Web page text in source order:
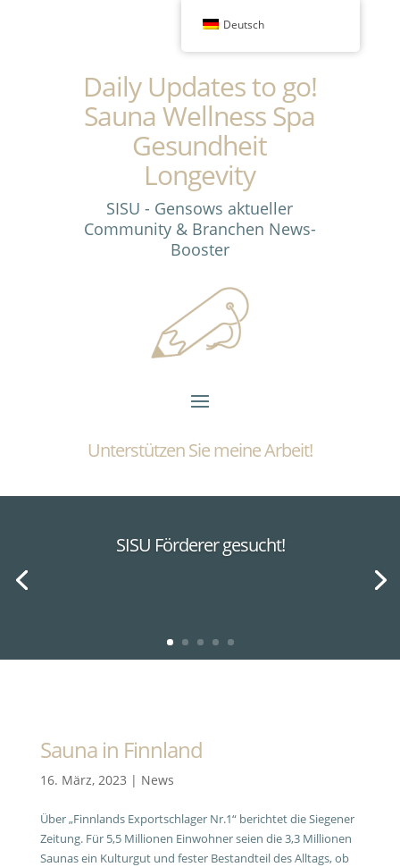
Daily Updates to go!
Sauna Wellness Spa
Gesundheit
Longevity
SISU - Gensows aktueller
Community & Branchen News-
Booster
Unterstützen Sie meine Arbeit!
SISU Förderer gesucht!
Sauna in Finnland
16. März, 2023 | News
Über „Finnlands Exportschlager Nr.1“ berichtet die Siegener
Zeitung. Für 5,5 Millionen Einwohner seien die 3,3 Millionen
Saunas ein Kulturgut und fester Bestandteil des Alltags, ob
Deutsch